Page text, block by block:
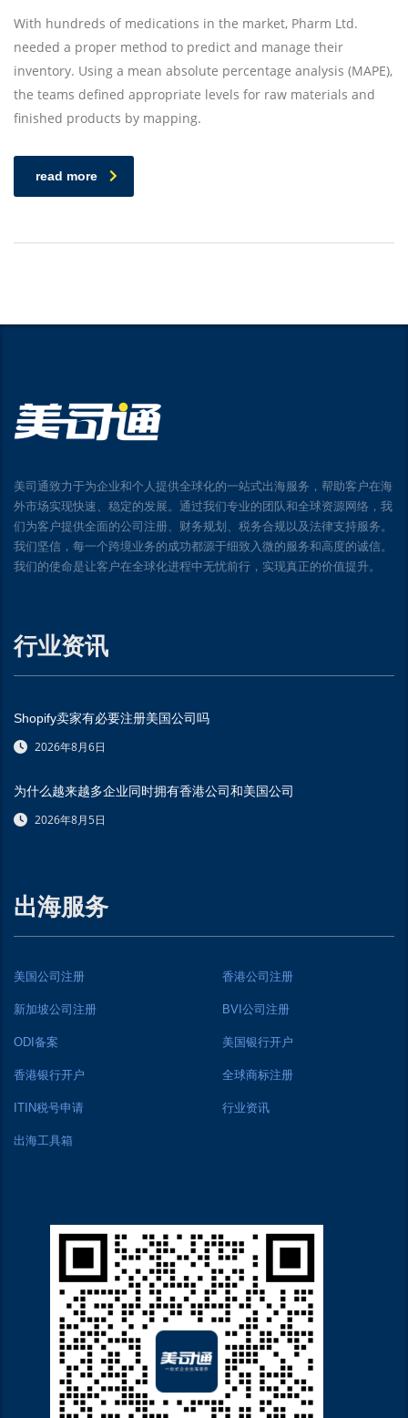
With hundreds of medications in the market, Pharm Ltd.
needed a proper method to predict and manage their
inventory. Using a mean absolute percentage analysis (MAPE),
the teams defined appropriate levels for raw materials and
finished products by mapping.
read more
美司通致力于为企业和个人提供全球化的一站式出海服务，帮助客户在海
外市场实现快速、稳定的发展。通过我们专业的团队和全球资源网络，我
们为客户提供全面的公司注册、财务规划、税务合规以及法律支持服务。
我们坚信，每一个跨境业务的成功都源于细致入微的服务和高度的诚信。
我们的使命是让客户在全球化进程中无忧前行，实现真正的价值提升。
行业资讯
Shopify卖家有必要注册美国公司吗
2026年8月6日
为什么越来越多企业同时拥有香港公司和美国公司
2026年8月5日
出海服务
美国公司注册 香港公司注册
新加坡公司注册 BVI公司注册
ODI备案 美国银行开户
香港银行开户 全球商标注册
ITIN税号申请 行业资讯
出海工具箱